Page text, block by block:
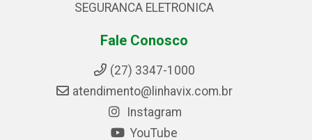
SEGURANCA ELETRONICA
Fale Conosco
(27) 3347-1000
atendimento@linhavix.com.br
Instagram
YouTube